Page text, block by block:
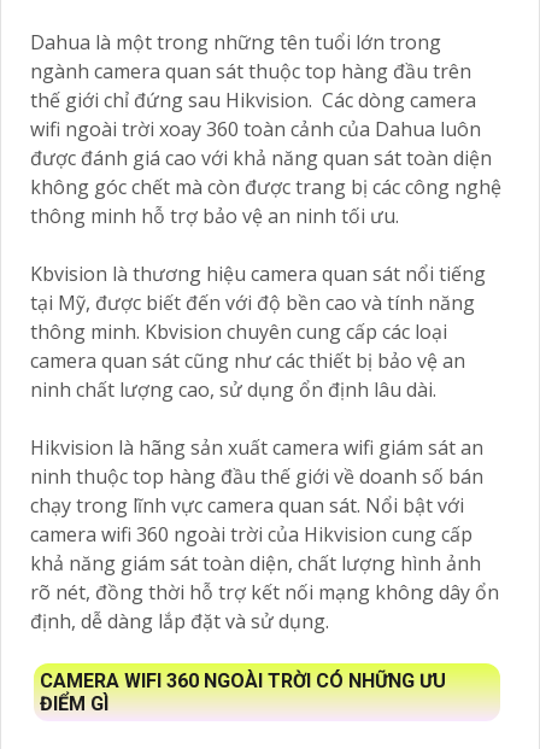
Dahua là một trong những tên tuổi lớn trong
ngành camera quan sát thuộc top hàng đầu trên
thế giới chỉ đứng sau Hikvision. Các dòng camera
wifi ngoài trời xoay 360 toàn cảnh của Dahua luôn
được đánh giá cao với khả năng quan sát toàn diện
không góc chết mà còn được trang bị các công nghệ
thông minh hỗ trợ bảo vệ an ninh tối ưu.
Kbvision là thương hiệu camera quan sát nổi tiếng
tại Mỹ, được biết đến với độ bền cao và tính năng
thông minh. Kbvision chuyên cung cấp các loại
camera quan sát cũng như các thiết bị bảo vệ an
ninh chất lượng cao, sử dụng ổn định lâu dài.
Hikvision là hãng sản xuất camera wifi giám sát an
ninh thuộc top hàng đầu thế giới về doanh số bán
chạy trong lĩnh vực camera quan sát. Nổi bật với
camera wifi 360 ngoài trời của Hikvision cung cấp
khả năng giám sát toàn diện, chất lượng hình ảnh
rõ nét, đồng thời hỗ trợ kết nối mạng không dây ổn
định, dễ dàng lắp đặt và sử dụng.
CAMERA WIFI 360 NGOÀI TRỜI CÓ NHỮNG ƯU
ĐIỂM GÌ